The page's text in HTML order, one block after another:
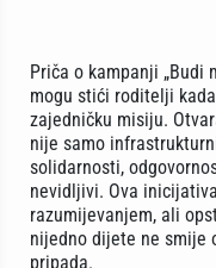
Priča o kampanji
mogu stići roditelji
zajedničku misiju.
nije samo
solidarnosti,
nevidljivi. Ova
razumijevanjem, ali
nijedno dijete ne smije
pripada.